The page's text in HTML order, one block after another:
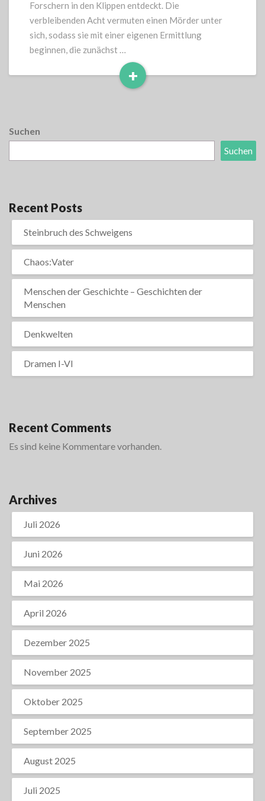
Forschern in den Klippen entdeckt. Die
verbleibenden Acht vermuten einen Mörder unter
sich, sodass sie mit einer eigenen Ermittlung
beginnen, die zunächst …
+
Read
Suchen
Suchen
Recent Posts
Steinbruch des Schweigens
Chaos:Vater
Menschen der Geschichte – Geschichten der
Menschen
Denkwelten
Dramen I-VI
Recent Comments
Es sind keine Kommentare vorhanden.
Archives
Juli 2026
Juni 2026
Mai 2026
April 2026
Dezember 2025
November 2025
Oktober 2025
September 2025
August 2025
Juli 2025